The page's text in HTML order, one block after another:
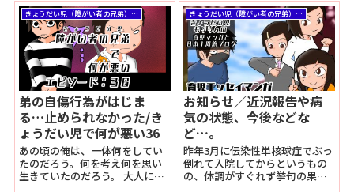
きょうだい児（障がい者の兄弟）で何が悪い
弟の自傷行為がはじま
る…止められなかった/き
ょうだい児で何が悪い36
あの頃の俺は、一体何をしてい
たのだろう。何を考え何を思い
生きていたのだろう。 大人にな
きょうだい児（障がい者の兄弟）で何が悪い
お知らせ／近況報告や病
気の状態、今後などな
ど…。
昨年3月に伝染性単核球症でぶっ
倒れて入院してからというもの
の、体調がすぐれず挙句の果て